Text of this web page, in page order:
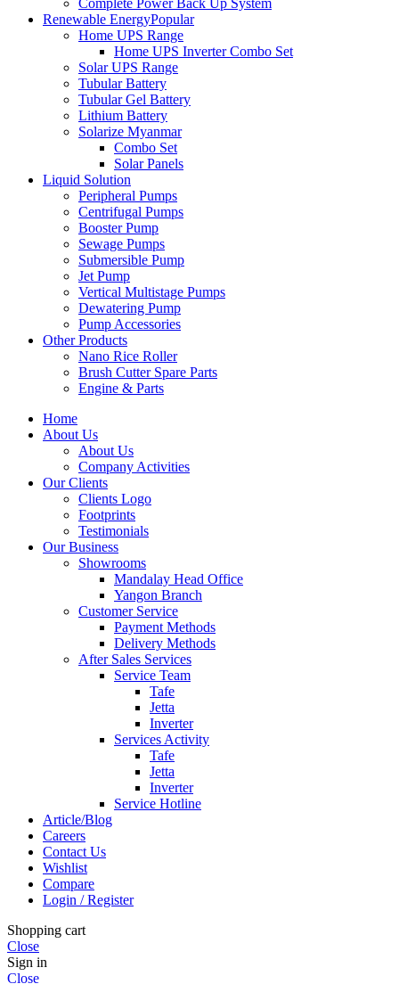
Complete Power Back Up System
Renewable EnergyPopular
Home UPS Range
Home UPS Inverter Combo Set
Solar UPS Range
Tubular Battery
Tubular Gel Battery
Lithium Battery
Solarize Myanmar
Combo Set
Solar Panels
Liquid Solution
Peripheral Pumps
Centrifugal Pumps
Booster Pump
Sewage Pumps
Submersible Pump
Jet Pump
Vertical Multistage Pumps
Dewatering Pump
Pump Accessories
Other Products
Nano Rice Roller
Brush Cutter Spare Parts
Engine & Parts
Home
About Us
About Us
Company Activities
Our Clients
Clients Logo
Footprints
Testimonials
Our Business
Showrooms
Mandalay Head Office
Yangon Branch
Customer Service
Payment Methods
Delivery Methods
After Sales Services
Service Team
Tafe
Jetta
Inverter
Services Activity
Tafe
Jetta
Inverter
Service Hotline
Article/Blog
Careers
Contact Us
Wishlist
Compare
Login / Register
Shopping cart
Close
Sign in
Close